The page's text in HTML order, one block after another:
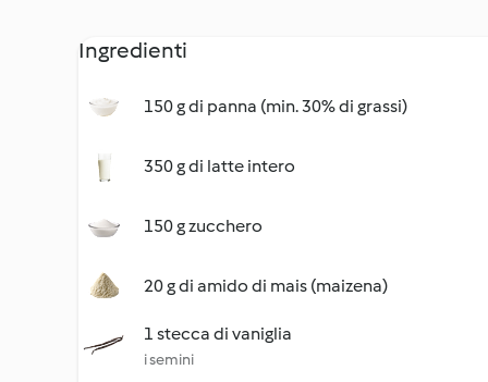
Ingredienti
150 g di panna (min. 30% di grassi)
350 g di latte intero
150 g zucchero
20 g di amido di mais (maizena)
1 stecca di vaniglia
i semini